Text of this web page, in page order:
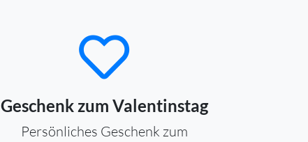
Geschenk zum Valentinstag
Persönliches Geschenk zum